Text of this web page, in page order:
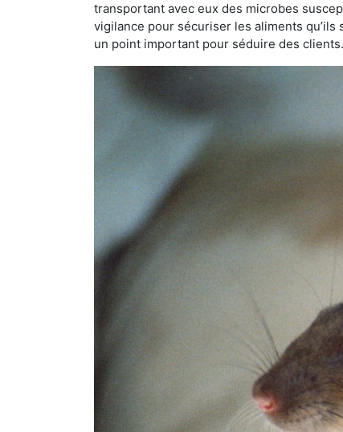
transportant avec eux des microbes
vigilance pour sécuriser les aliments qu’ils
un point important pour séduire des clients.